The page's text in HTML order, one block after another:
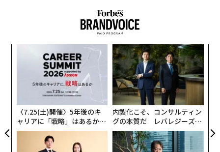
インフレーションがストリーミング視聴と契約にどのよ
うな影響を与えるか
についての懸念が浮上している。ほぼすべての主要スト
リーミングサービスで最近値上げが行われたことで、消
費者は厳しい経済状況の中で圧迫感を感じている。
デロイトの最近のメディアトレンド調査では、消費者の
ほぼ4分の3が契約料金の上昇に不満を感じており、約5
分の2が財政的懸念から最近これらの契約を削減したと
回答している。では、主要ストリーミング事業者は、ま
すます細分化されるエンターテインメント・エコシステ
ムの中で、どのように競争し、契約者を維持し、新規契
〈7.25(土)開催〉5年後のキ
ャリアに「戦略」はあるか。
トップエグゼクティブのキャ
リアに触れる1日│CAREER S
UMMIT 2026
内製化こそ、コンサルティン
グの本質だ レバレジーズが
実践する、次世代ファームの
全貌